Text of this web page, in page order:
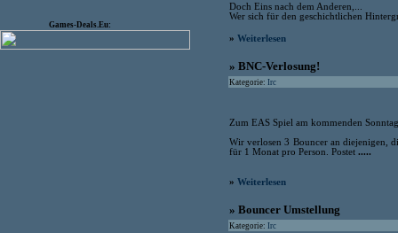
Games-Deals.Eu:
Doch Eins nach dem Anderen,...
Wer sich für den geschichtlichen
» Weiterlesen
» BNC-Verlosung!
Kategorie: Irc
Zum EAS Spiel am kommenden
Wir verlosen 3 Bouncer an diejenigen,
für 1 Monat pro Person. Postet .....
» Weiterlesen
» Bouncer Umstellung
Kategorie: Irc